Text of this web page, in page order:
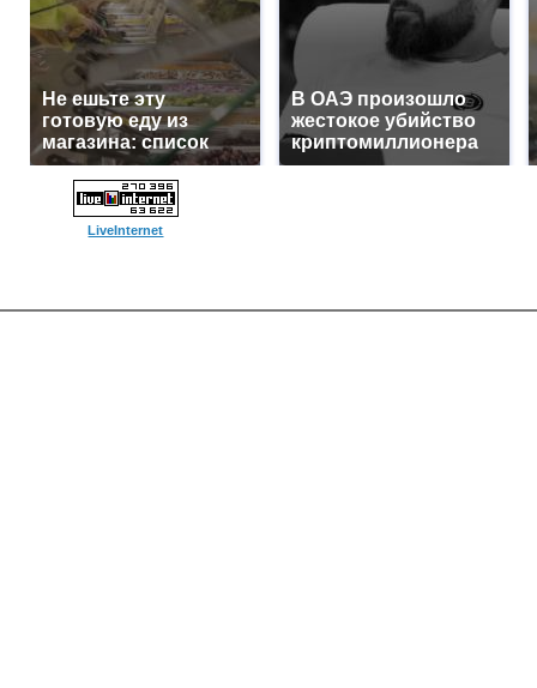
Не ешьте эту
готовую еду из
магазина: список
В ОАЭ произошло
жестокое убийство
криптомиллионера
LiveInternet